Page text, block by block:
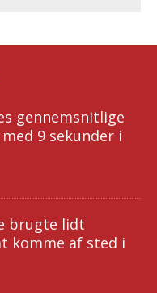
gennemsnitlige
9 sekunder i
brugte lidt
komme af sted i